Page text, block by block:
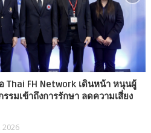
Thai FH Network เดินหน้า หนุนผู้
รมเข้าถึงการรักษา ลดความเสี่ยง
2026